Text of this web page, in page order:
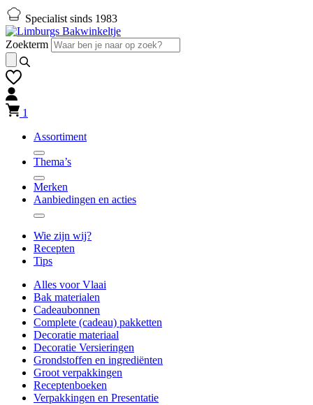
Naar
hoofd-
inhoud
gaan
Naar
footer
gaan
Specialist sinds 1983
Zoekterm
1
Assortiment
Thema’s
Merken
Aanbiedingen en acties
Wie zijn wij?
Recepten
Tips
Alles voor Vlaai
Bak materialen
Cadeaubonnen
Complete (cadeau) pakketten
Decoratie materiaal
Decoratie Versieringen
Grondstoffen en ingrediënten
Groot verpakkingen
Receptenboeken
Verpakkingen en Presentatie